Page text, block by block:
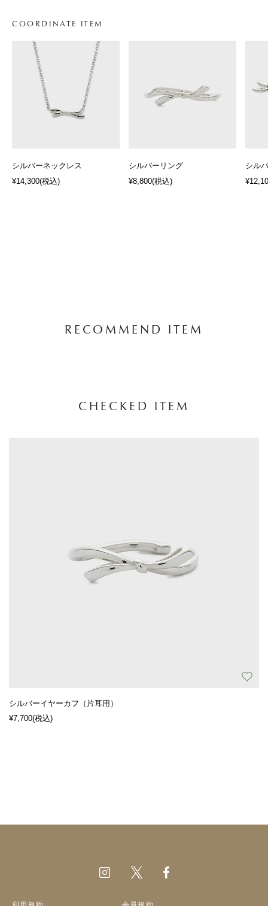
COORDINATE ITEM
シルバーネックレス
¥14,300(税込)
シルバーリング
¥8,800(税込)
シル
RECOMMEND ITEM
CHECKED ITEM
シルバーイヤーカフ（片耳用）
¥7,700(税込)